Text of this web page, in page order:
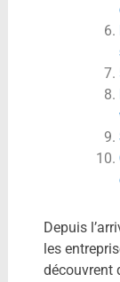
Depuis
les
découvrent